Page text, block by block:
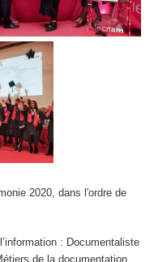
2020, dans l'ordre de
: Documentaliste
de la documentation